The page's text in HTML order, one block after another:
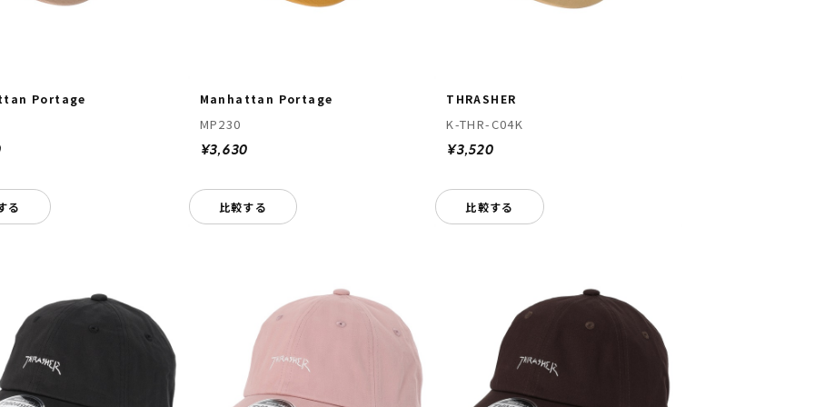
Portage
る
Manhattan Portage
MP230
¥3,630
比較する
THRASHER
K-THR-C04K
¥3,520
比較する